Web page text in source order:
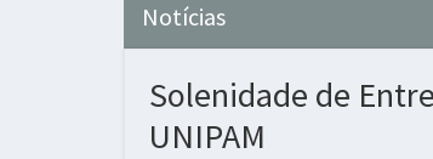
Notícias
Solenidade de
UNIPAM